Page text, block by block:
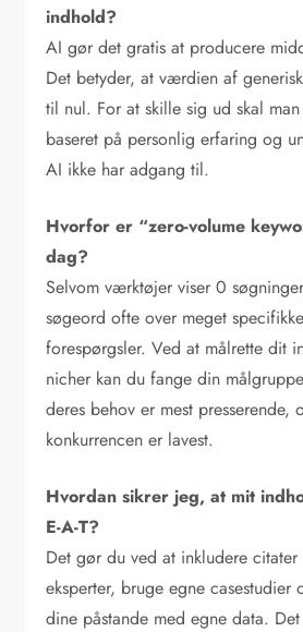
indhold?
AI gør det gratis at producere
Det betyder, at værdien af
til nul. For at skille sig ud skal
baseret på personlig erfaring og
AI ikke har adgang til.
Hvorfor er “zero-volume
dag?
Selvom værktøjer viser 0
søgeord ofte over meget
forespørgsler. Ved at målrette dit
nicher kan du fange din
deres behov er mest presserende,
konkurrencen er lavest.
Hvordan sikrer jeg, at mit
E-A-T?
Det gør du ved at inkludere
eksperter, bruge egne casestudier
dine påstande med egne data.